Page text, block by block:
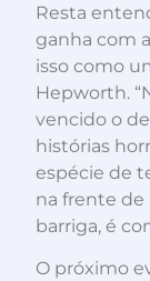
Resta
ganha com
isso como
Hepworth.
vencido o
histórias
espécie de
na frente de
barriga, é
O próximo